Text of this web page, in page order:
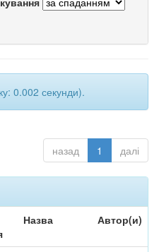
0.002 секунди).
назад 1 далі
Назва Автор(и)